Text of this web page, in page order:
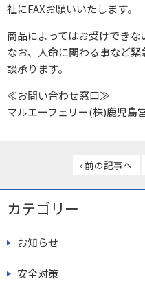
社にFAXお願いいたします。
商品によってはお受けできな
なお、人命に関わる事など
談承ります。
≪お問い合わせ窓口≫
マルエーフェリー(株)鹿児
‹ 前の記事へ
カテゴリー
お知らせ
安全対策